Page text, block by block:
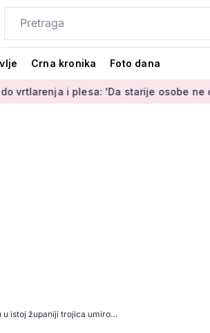
Crna kronika Foto dana
'Da starije osobe ne ostavimo same'
Kakva slučajnost: U istom danu u istoj županiji trojica umirovljenika izazvala prometne nesreće i pobjegla